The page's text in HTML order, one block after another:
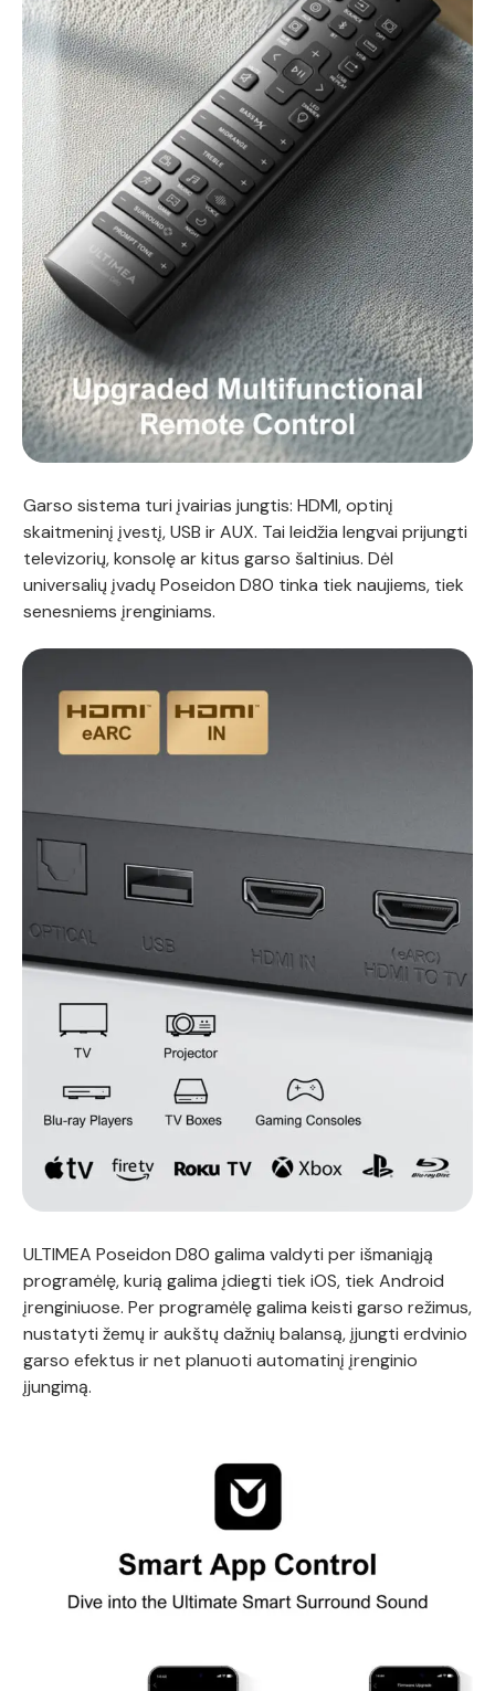
Garso sistema turi įvairias jungtis: HDMI, optinį
skaitmeninį įvestį, USB ir AUX. Tai leidžia lengvai prijungti
televizorių, konsolę ar kitus garso šaltinius. Dėl
universalių įvadų Poseidon D80 tinka tiek naujiems, tiek
senesniems įrenginiams.
ULTIMEA Poseidon D80 galima valdyti per išmaniąją
programėlę, kurią galima įdiegti tiek iOS, tiek Android
įrenginiuose. Per programėlę galima keisti garso režimus,
nustatyti žemų ir aukštų dažnių balansą, įjungti erdvinio
garso efektus ir net planuoti automatinį įrenginio
įjungimą.